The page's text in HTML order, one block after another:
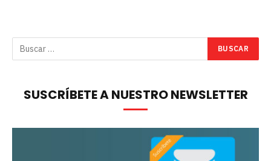
SUSCRÍBETE A NUESTRO NEWSLETTER